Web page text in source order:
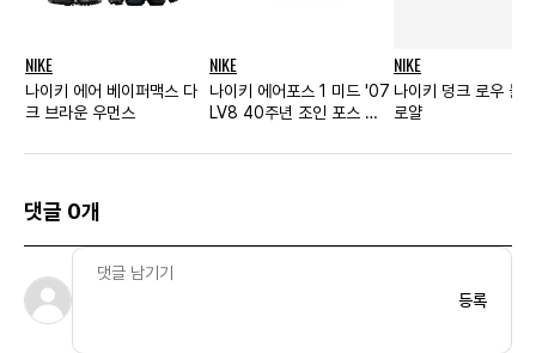
NIKE
나이키 에어 베이퍼맥스 다
크 브라운 우먼스
NIKE
나이키 에어포스 1 미드 '07
LV8 40주년 조인 포스 세
NIKE
나이키 덩크 로우 블
로얄
댓글 0개
등록